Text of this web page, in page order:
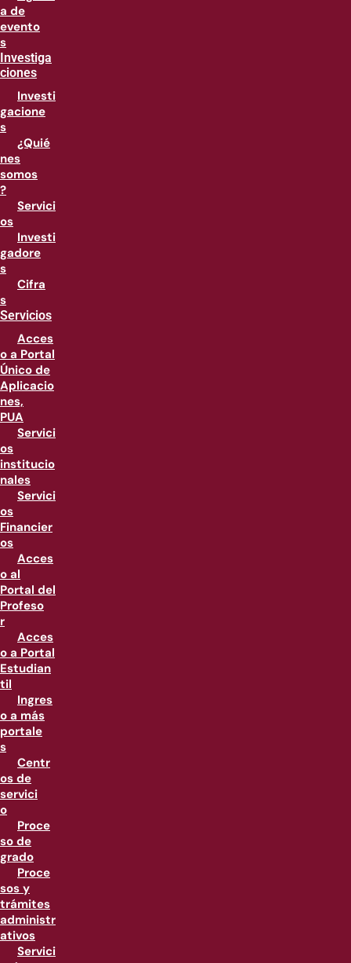
a de
evento
s
Investiga
ciones
Investi
gacione
s
¿Quié
nes
somos
?
Servici
os
Investi
gadore
s
Cifra
s
Servicios
Acces
o a Portal
Único de
Aplicacio
nes,
PUA
Servici
os
institucio
nales
Servici
os
Financier
os
Acces
o al
Portal del
Profeso
r
Acces
o a Portal
Estudian
til
Ingres
o a más
portale
s
Centr
os de
servici
o
Proce
so de
grado
Proce
sos y
trámites
administr
ativos
Servici